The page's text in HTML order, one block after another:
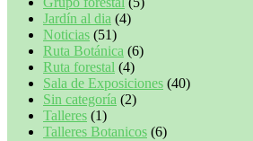
Jardín al dia (4)
Noticias (51)
Ruta Botánica (6)
Ruta forestal (4)
Sala de Exposiciones (40)
Sin categoría (2)
Talleres (1)
Talleres Botanicos (6)